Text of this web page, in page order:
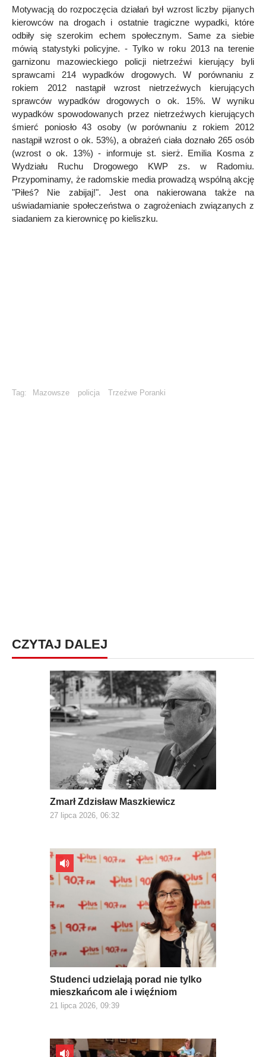
Motywacją do rozpoczęcia działań był wzrost liczby pijanych
kierowców na drogach i ostatnie tragiczne wypadki, które
odbiły się szerokim echem społecznym. Same za siebie
mówią statystyki policyjne. - Tylko w roku 2013 na terenie
garnizonu mazowieckiego policji nietrzeźwi kierujący byli
sprawcami 214 wypadków drogowych. W porównaniu z
rokiem 2012 nastąpił wzrost nietrzeźwych kierujących
sprawców wypadków drogowych o ok. 15%. W wyniku
wypadków spowodowanych przez nietrzeźwych kierujących
śmierć poniosło 43 osoby (w porównaniu z rokiem 2012
nastąpił wzrost o ok. 53%), a obrażeń ciała doznało 265 osób
(wzrost o ok. 13%) - informuje st. sierż. Emilia Kosma z
Wydziału Ruchu Drogowego KWP zs. w Radomiu.
Przypominamy, że radomskie media prowadzą wspólną akcję
"Piłeś? Nie zabijaj!". Jest ona nakierowana także na
uświadamianie społeczeństwa o zagrożeniach związanych z
siadaniem za kierownicę po kieliszku.
Tag: Mazowsze policja Trzeźwe Poranki
CZYTAJ DALEJ
Zmarł Zdzisław Maszkiewicz
27 lipca 2026, 06:32
Studenci udzielają porad nie tylko
mieszkańcom ale i więźniom
21 lipca 2026, 09:39